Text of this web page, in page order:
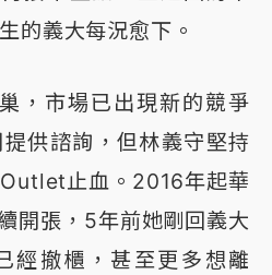
的義大每況愈下。
，市場已出現新的競爭
供諮詢，但林義守堅持
止血。2016年起華
開張，5年前她剛回義大
經撤櫃，甚至更多想離